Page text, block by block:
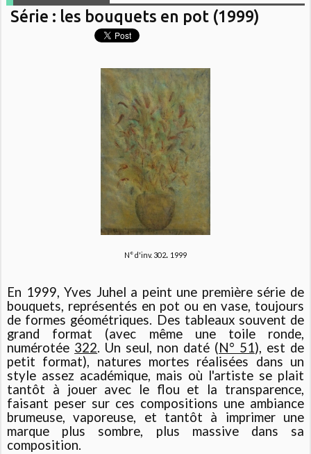
Série : les bouquets en pot (1999)
N° d'inv. 302. 1999
En 1999, Yves Juhel a peint une première série de
bouquets, représentés en pot ou en vase, toujours
de formes géométriques. Des tableaux souvent de
grand format (avec même une toile ronde,
numérotée 322. Un seul, non daté (N° 51), est de
petit format), natures mortes réalisées dans un
style assez académique, mais où l'artiste se plait
tantôt à jouer avec le flou et la transparence,
faisant peser sur ces compositions une ambiance
brumeuse, vaporeuse, et tantôt à imprimer une
marque plus sombre, plus massive dans sa
composition.